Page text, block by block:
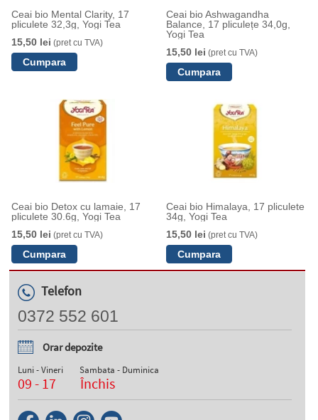
Ceai bio Mental Clarity, 17
pliculete 32,3g, Yogi Tea
15,50 lei (pret cu TVA)
Ceai bio Ashwagandha
Balance, 17 pliculețe 34,0g,
Yogi Tea
15,50 lei (pret cu TVA)
Ceai bio Detox cu lamaie, 17
pliculete 30.6g, Yogi Tea
15,50 lei (pret cu TVA)
Ceai bio Himalaya, 17 pliculete
34g, Yogi Tea
15,50 lei (pret cu TVA)
Telefon
0372 552 601
Orar depozite
Luni - Vineri
09 - 17
Sambata - Duminica
Închis